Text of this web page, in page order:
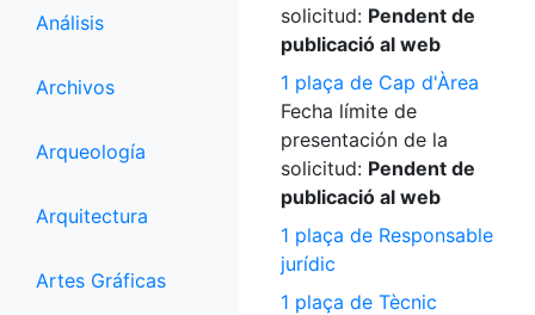
Análisis
Archivos
Arqueología
Arquitectura
Artes Gráficas
solicitud: Pendent de
publicació al web
1 plaça de Cap d'Àrea
Fecha límite de
presentación de la
solicitud: Pendent de
publicació al web
1 plaça de Responsable
jurídic
1 plaça de Tècnic